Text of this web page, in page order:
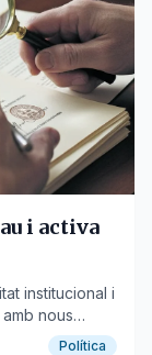
i activa
institucional i
nous
Política